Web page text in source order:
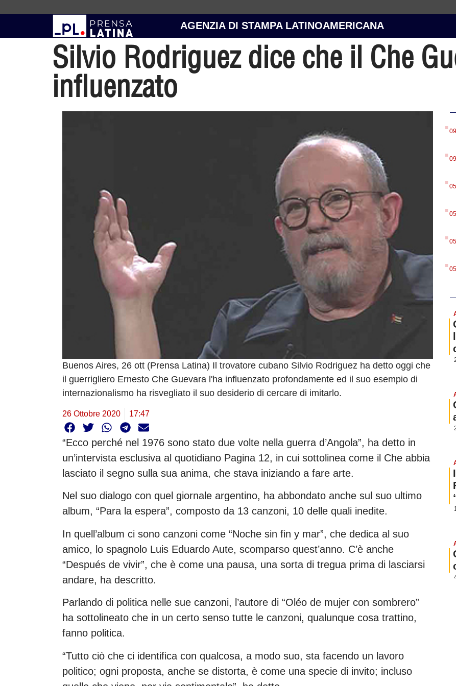
AGENZIA DI STAMPA LATINOAMERICANA
Silvio Rodriguez dice che il Che
influenzato
Buenos Aires, 26 ott (Prensa Latina) Il trovatore cubano Silvio Rodriguez ha detto oggi che
il guerrigliero Ernesto Che Guevara l'ha influenzato profondamente ed il suo esempio di
internazionalismo ha risvegliato il suo desiderio di cercare di imitarlo.
26 Ottobre 2020 17:47
“Ecco perché nel 1976 sono stato due volte nella guerra d’Angola”, ha detto in
un’intervista esclusiva al quotidiano Pagina 12, in cui sottolinea come il Che abbia
lasciato il segno sulla sua anima, che stava iniziando a fare arte.
Nel suo dialogo con quel giornale argentino, ha abbondato anche sul suo ultimo
album, “Para la espera”, composto da 13 canzoni, 10 delle quali inedite.
In quell’album ci sono canzoni come “Noche sin fin y mar”, che dedica al suo
amico, lo spagnolo Luis Eduardo Aute, scomparso quest’anno. C’è anche
“Después de vivir”, che è come una pausa, una sorta di tregua prima di lasciarsi
andare, ha descritto.
Parlando di politica nelle sue canzoni, l’autore di “Oléo de mujer con sombrero”
ha sottolineato che in un certo senso tutte le canzoni, qualunque cosa trattino,
fanno politica.
“Tutto ciò che ci identifica con qualcosa, a modo suo, sta facendo un lavoro
politico; ogni proposta, anche se distorta, è come una specie di invito; incluso
.
.
.
.
.
.